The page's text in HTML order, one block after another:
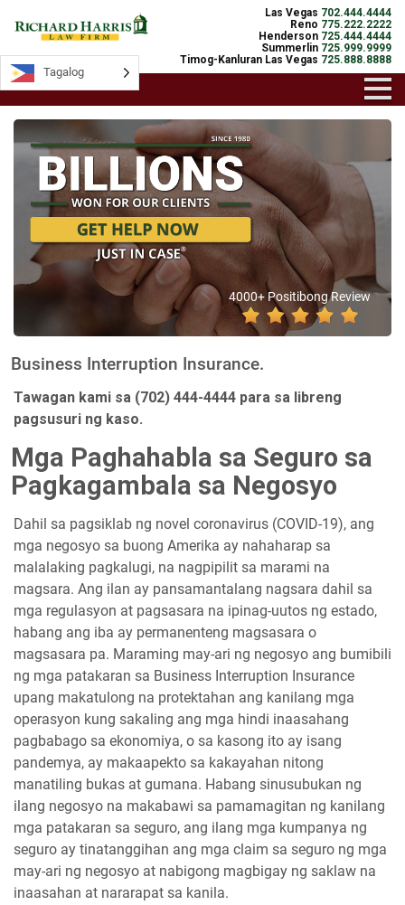
Las Vegas 702.444.4444
Reno 775.222.2222
Henderson 725.444.4444
Summerlin 725.999.9999
Timog-Kanluran Las Vegas 725.888.8888
4000+ Positibong Review
Business Interruption Insurance.
Tawagan kami sa (702) 444-4444 para sa libreng
pagsusuri ng kaso.
Mga Paghahabla sa Seguro sa
Pagkagambala sa Negosyo
Dahil sa pagsiklab ng novel coronavirus (COVID-19), ang
mga negosyo sa buong Amerika ay nahaharap sa
malalaking pagkalugi, na nagpipilit sa marami na
magsara. Ang ilan ay pansamantalang nagsara dahil sa
mga regulasyon at pagsasara na ipinag-uutos ng estado,
habang ang iba ay permanenteng magsasara o
magsasara pa. Maraming may-ari ng negosyo ang bumibili
ng mga patakaran sa Business Interruption Insurance
upang makatulong na protektahan ang kanilang mga
operasyon kung sakaling ang mga hindi inaasahang
pagbabago sa ekonomiya, o sa kasong ito ay isang
pandemya, ay makaapekto sa kakayahan nitong
manatiling bukas at gumana. Habang sinusubukan ng
ilang negosyo na makabawi sa pamamagitan ng kanilang
mga patakaran sa seguro, ang ilang mga kumpanya ng
seguro ay tinatanggihan ang mga claim sa seguro ng mga
may-ari ng negosyo at nabigong magbigay ng saklaw na
inaasahan at nararapat sa kanila.
Tagalog